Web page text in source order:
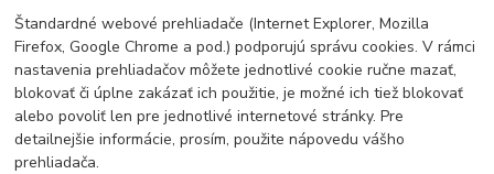
Štandardné webové prehliadače (Internet Explorer, Mozilla
Firefox, Google Chrome a pod.) podporujú správu cookies. V rámci
nastavenia prehliadačov môžete jednotlivé cookie ručne mazať,
blokovať či úplne zakázať ich použitie, je možné ich tiež blokovať
alebo povoliť len pre jednotlivé internetové stránky. Pre
detailnejšie informácie, prosím, použite nápovedu vášho
prehliadača.